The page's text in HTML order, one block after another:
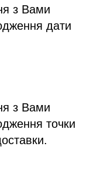
з Вами
дати
з Вами
точки